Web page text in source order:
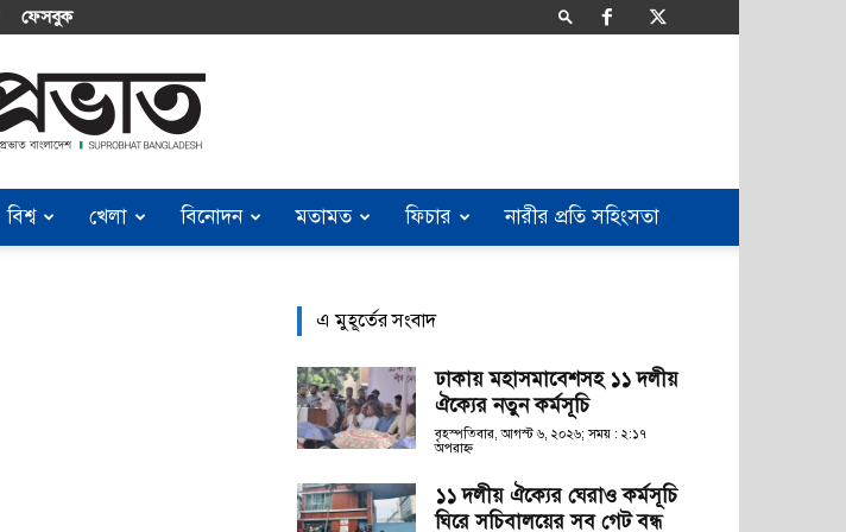
ফেসবুক
Suprobhat
বিশ্ব খেলা বিনোদন মতামত ফিচার নারীর প্রতি সহিংসতা
এ মুহূর্তের সংবাদ
ঢাকায় মহাসমাবেশসহ ১১ দলীয়
ঐক্যের নতুন কর্মসূচি
বৃহস্পতিবার, আগস্ট ৬, ২০২৬; সময় : ২:১৭
অপরাহ্ণ
১১ দলীয় ঐক্যের ঘেরাও কর্মসূচি
ঘিরে সচিবালয়ের সব গেট বন্ধ